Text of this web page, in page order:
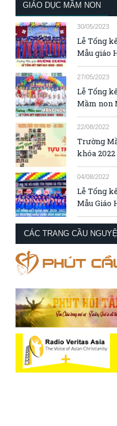
GIÁO DỤC MẦM NON
30/05/2023
Lễ Tổng
Mẫu giáo
27/05/2023
Lễ Tổng
Mầm non
22/08/2022
Trường
khóa 2022
04/08/2022
Lễ Tổng
Mẫu Giáo
CÁC TRANG CẦU